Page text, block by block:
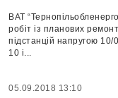
ВАТ
робіт із планових
підстанцій напругою 10/
10 і...
05.09.2018 13:10